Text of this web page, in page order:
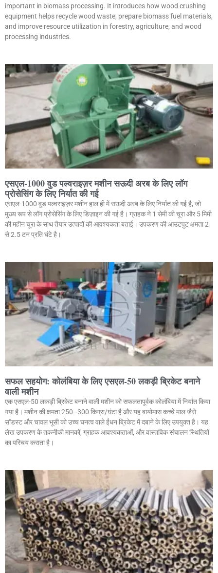
important in biomass processing. It introduces how wood crushing
equipment helps recycle wood waste, prepare biomass fuel materials,
and improve resource utilization in forestry, agriculture, and wood
processing industries.
एसएल-1000 वुड पल्वराइज़र मशीन सऊदी अरब के लिए लॉग
प्रोसेसिंग के लिए निर्यात की गई
एसएल-1000 वुड पल्वराइज़र मशीन हाल ही में सऊदी अरब के लिए निर्यात की गई है, जो
मुख्य रूप से लॉग प्रोसेसिंग के लिए डिज़ाइन की गई है। ग्राहक ने 1 सेमी की चूरा और 5 मिमी
की महीन चूरा के साथ तैयार उत्पादों की आवश्यकता बताई। उपकरण की आउटपुट क्षमता 2
से 2.5 टन प्रति घंटे है।
सफल सहयोग: कोलंबिया के लिए एसएल-50 लकड़ी ब्रिकेट बनाने
वाली मशीन
एक एसएल-50 लकड़ी ब्रिकेट बनाने वाली मशीन को सफलतापूर्वक कोलंबिया में निर्यात किया
गया है। मशीन की क्षमता 250–300 किग्रा/घंटा है और यह बायोमास कच्चे माल जैसे
सॉडस्ट और चावल भूसी को उच्च घनत्व वाले ईंधन ब्रिकेट में दबाने के लिए उपयुक्त है। यह
लेख उपकरण के तकनीकी मानकों, ग्राहक आवश्यकताओं, और वास्तविक संचालन स्थितियों
का परिचय कराता है।